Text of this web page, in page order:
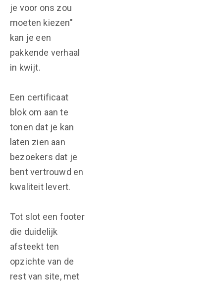
je voor ons zou
moeten kiezen"
kan je een
pakkende verhaal
in kwijt.
Een certificaat
blok om aan te
tonen dat je kan
laten zien aan
bezoekers dat je
bent vertrouwd en
kwaliteit levert.
Tot slot een footer
die duidelijk
afsteekt ten
opzichte van de
rest van site, met